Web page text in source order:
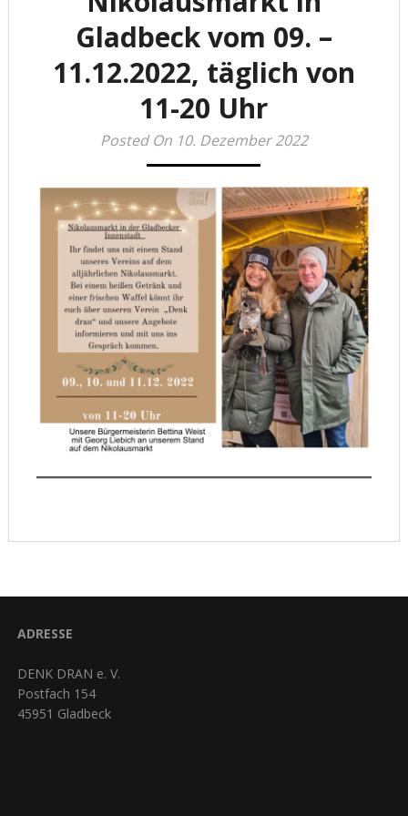
Gladbeck vom 09. –
11.12.2022, täglich von
11-20 Uhr
Posted On 10. Dezember 2022
ADRESSE
DENK DRAN e. V.
Postfach 154
45951 Gladbeck